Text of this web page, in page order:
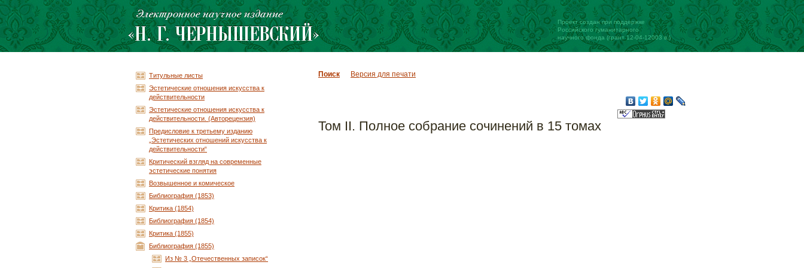
Проект создан при поддержке
Российского гуманитарного
научного фонда (грант 12-04-12003 в.)
Титульные листы
Эстетические отношения искусства к
действительности
Эстетические отношения искусства к
действительности. (Авторецензия)
Предисловие к третьему изданию
„Эстетических отношений искусства к
действительности“
Критический взгляд на современные
эстетические понятия
Возвышенное и комическое
Библиография (1853)
Критика (1854)
Библиография (1854)
Критика (1855)
Библиография (1855)
Из № 3 „Отечественных записок“
Поиск Версия для печати
Том II. Полное собрание сочинений в 15 томах